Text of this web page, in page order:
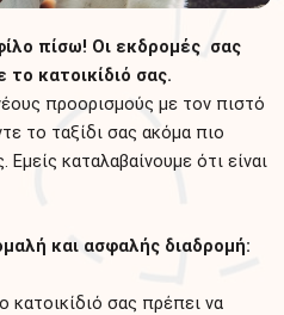
πίσω! Οι εκδρομές σας
το κατοικίδιό σας.
προορισμούς με τον πιστό
το ταξίδι σας ακόμα πιο
Εμείς καταλαβαίνουμε ότι είναι
και ασφαλής διαδρομή:
σας πρέπει να